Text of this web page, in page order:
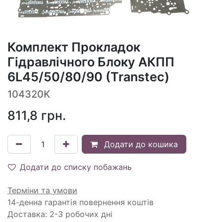
Комплект Прокладок
Гідравлічного Блоку АКПП
6L45/50/80/90 (Transtec)
104320K
811,8 грн.
Додати до кошика
Додати до списку побажань
Терміни та умови
14-денна гарантія повернення коштів
Доставка: 2-3 робочих дні